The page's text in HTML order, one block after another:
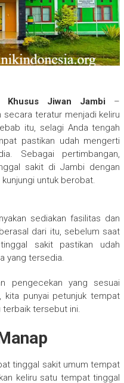
Khusus Jiwan Jambi –
secara teratur menjadi keliru
itu, selagi Anda tengah
pastikan udah mengerti
Sebagai pertimbangan,
sakit di Jambi dengan
untuk berobat.
sediakan fasilitas dan
dari itu, sebelum saat
sakit pastikan udah
yang tersedia.
pengecekan yang sesuai
kita punyai petunjuk tempat
tersebut ini.
tinggal sakit umum tempat
keliru satu tempat tinggal